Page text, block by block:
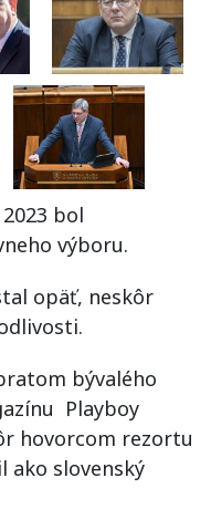
bol
výboru.
opäť, neskôr
bývalého
Playboy
hovorcom rezortu
slovenský